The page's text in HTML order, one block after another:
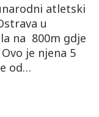
atletski
u
na 800m gdje
je njena 5
od…